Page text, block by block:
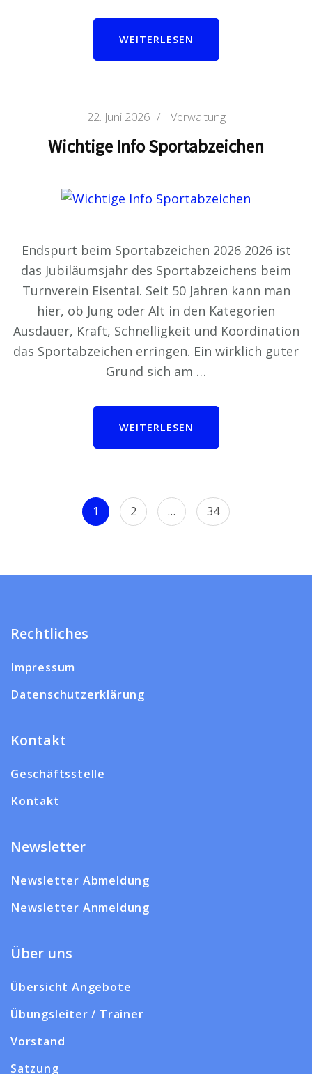
WEITERLESEN
22. Juni 2026 / Verwaltung
Wichtige Info Sportabzeichen
Endspurt beim Sportabzeichen 2026 2026 ist
das Jubiläumsjahr des Sportabzeichens beim
Turnverein Eisental. Seit 50 Jahren kann man
hier, ob Jung oder Alt in den Kategorien
Ausdauer, Kraft, Schnelligkeit und Koordination
das Sportabzeichen erringen. Ein wirklich guter
Grund sich am …
WEITERLESEN
Seitennummerierung
Page
1 Page
2 … Page
34
Rechtliches
Impressum
Datenschutzerklärung
Kontakt
Geschäftsstelle
Kontakt
Newsletter
Newsletter Abmeldung
Newsletter Anmeldung
Über uns
Übersicht Angebote
Übungsleiter / Trainer
Vorstand
Satzung